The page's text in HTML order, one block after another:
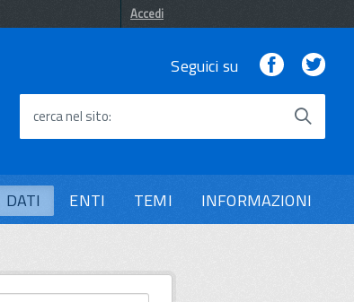
Accedi
Seguici su Facebook
cerca nel sito
DATI ENTI TEMI INFORMAZIONI